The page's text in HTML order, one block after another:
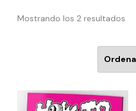
Mostrando los 2 resultados